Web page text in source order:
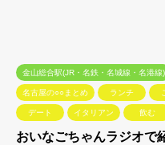
金山総合駅(JR・名鉄・名城線・名港線)
名古屋の○○まとめ ランチ
デート イタリアン 飲む
おいなごちゃんラジオで